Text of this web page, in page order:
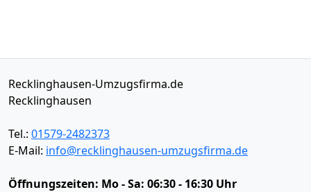
Recklinghausen-Umzugsfirma.de
Recklinghausen
Tel.: 01579-2482373
E-Mail: info@recklinghausen-umzugsfirma.de
Öffnungszeiten: Mo - Sa: 06:30 - 16:30 Uhr